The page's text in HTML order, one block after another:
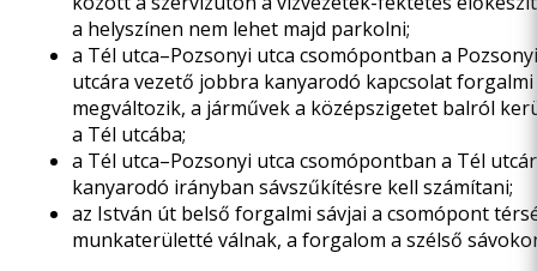
a helyszínen nem lehet majd parkolni;
a Tél utca–Pozsonyi utca csomópontban a
utcára vezető jobbra kanyarodó kapcsolat
megváltozik, a járművek a középszigetet balról
a Tél utcába;
a Tél utca–Pozsonyi utca csomópontban a Tél
kanyarodó irányban sávszűkítésre kell számítani;
az István út belső forgalmi sávjai a csomópont
munkaterületté válnak, a forgalom a szélső